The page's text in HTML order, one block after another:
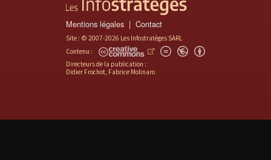
Mentions légales Contact
Site : © 2007-2026 Les Infostratèges SARL
Contenu :
Directeurs de la publication :
Didier Frochot, Fabrice Molinaro